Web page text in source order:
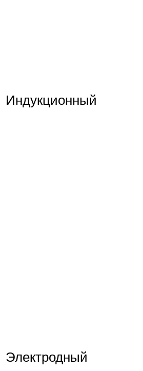
Индукционный
Электродный